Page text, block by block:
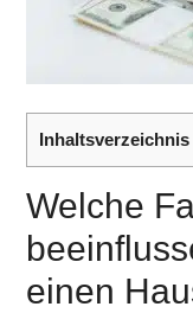
Inhaltsverzeichnis
Welche
einen